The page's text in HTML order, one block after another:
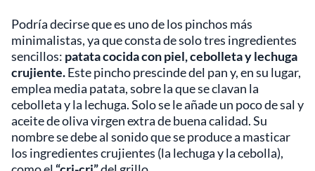
Podría decirse que es uno de los pinchos más
minimalistas, ya que consta de solo tres ingredientes
sencillos: patata cocida con piel, cebolleta y lechuga
crujiente.Este pincho prescinde del pan y, en su lugar,
emplea media patata, sobre la que se clavan la
cebolleta y la lechuga. Solo se le añade un poco de sal y
aceite de oliva virgen extra de buena calidad. Su
nombre se debe al sonido que se produce a masticar
los ingredientes crujientes (la lechuga y la cebolla),